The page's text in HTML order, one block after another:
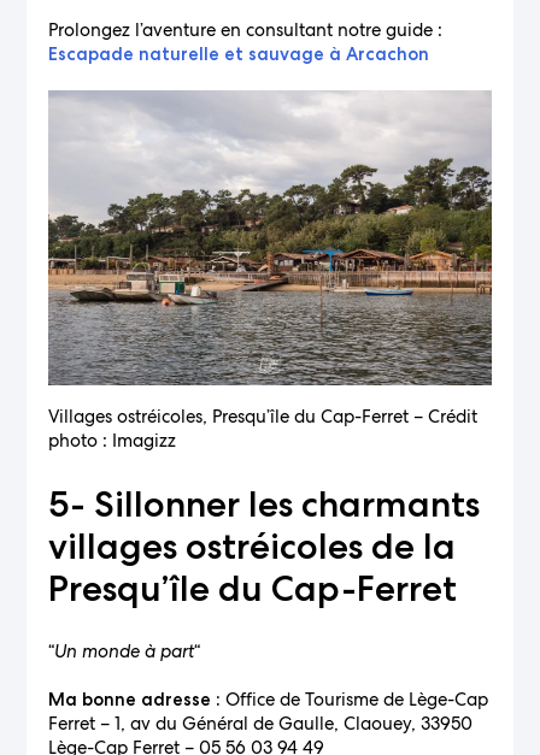
Prolongez l’aventure en consultant notre guide :
Escapade naturelle et sauvage à Arcachon
Villages ostréicoles, Presqu’île du Cap-Ferret – Crédit
photo : Imagizz
5- Sillonner les charmants
villages ostréicoles de la
Presqu’île du Cap-Ferret
“Un monde à part“
Ma bonne adresse : Office de Tourisme de Lège-Cap
Ferret – 1, av du Général de Gaulle, Claouey, 33950
Lège-Cap Ferret – 05 56 03 94 49